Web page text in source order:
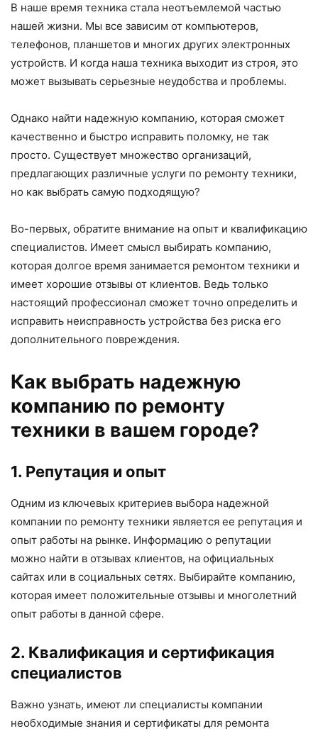
В наше время техника стала неотъемлемой частью
нашей жизни. Мы все зависим от компьютеров,
телефонов, планшетов и многих других электронных
устройств. И когда наша техника выходит из строя, это
может вызывать серьезные неудобства и проблемы.
Однако найти надежную компанию, которая сможет
качественно и быстро исправить поломку, не так
просто. Существует множество организаций,
предлагающих различные услуги по ремонту техники,
но как выбрать самую подходящую?
Во-первых, обратите внимание на опыт и квалификацию
специалистов. Имеет смысл выбирать компанию,
которая долгое время занимается ремонтом техники и
имеет хорошие отзывы от клиентов. Ведь только
настоящий профессионал сможет точно определить и
исправить неисправность устройства без риска его
дополнительного повреждения.
Как выбрать надежную
компанию по ремонту
техники в вашем городе?
1. Репутация и опыт
Одним из ключевых критериев выбора надежной
компании по ремонту техники является ее репутация и
опыт работы на рынке. Информацию о репутации
можно найти в отзывах клиентов, на официальных
сайтах или в социальных сетях. Выбирайте компанию,
которая имеет положительные отзывы и многолетний
опыт работы в данной сфере.
2. Квалификация и сертификация
специалистов
Важно узнать, имеют ли специалисты компании
необходимые знания и сертификаты для ремонта